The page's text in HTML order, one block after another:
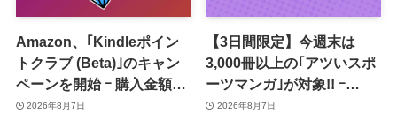
Amazon、｢Kindleポイン
トクラブ (Beta)｣のキャン
ペーンを開始 ｰ 購入金額に
応じて来月のポイント還元
2026年8月7日
【3日間限定】今週末は
3,000冊以上の｢アツいスポ
ーツマンガ｣が対象!! ｰ
｢Amazonマンガ毎週末セ
2026年8月7日